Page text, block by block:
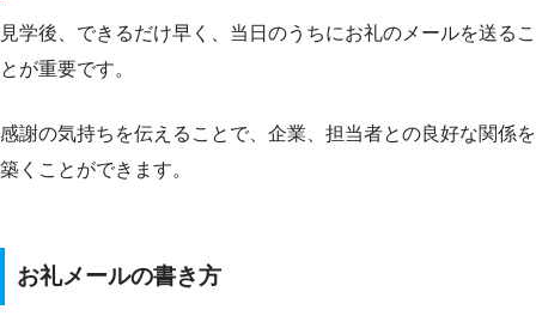
見学後、できるだけ早く、当日のうちにお礼のメールを送るこ
とが重要です。
感謝の気持ちを伝えることで、企業、担当者との良好な関係を
築くことができます。
お礼メールの書き方